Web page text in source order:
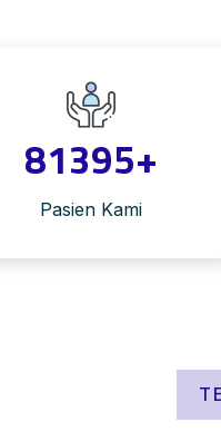
81395+
Pasien Kami